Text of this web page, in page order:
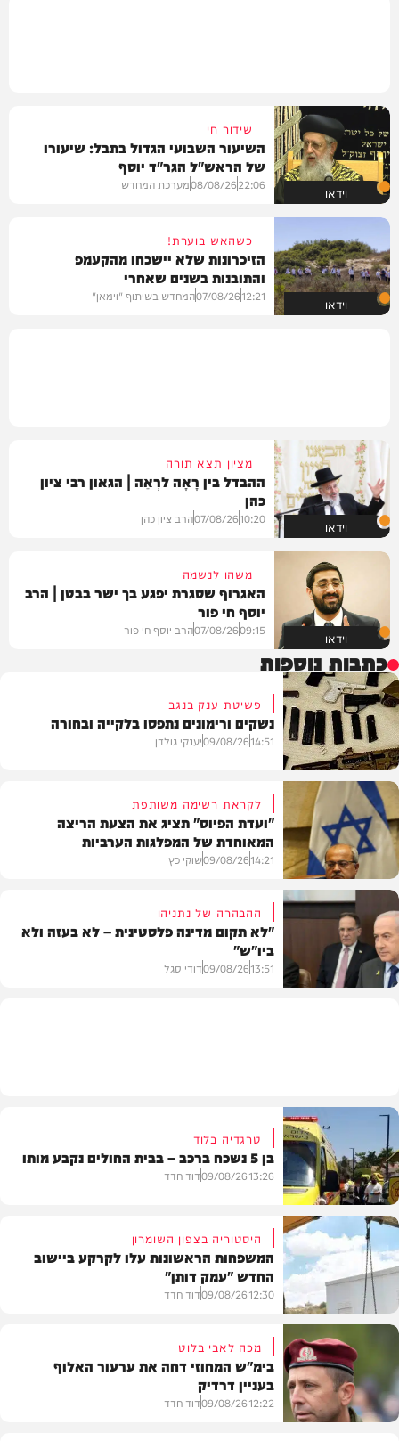
וידאו
שידור חי
השיעור השבועי הגדול בתבל: שיעורו
של הראש"ל הגר"ד יוסף
22:06
08/08/26מערכת המחדש
וידאו
כשהאש בוערת!
הזיכרונות שלא יישכחו מהקעמפ
והתובנות בשנים שאחרי
12:21
07/08/26המחדש בשיתוף "וימאן"
וידאו
מציון תצא תורה
ההבדל בין רָאָה לרְאֵה | הגאון רבי ציון
כהן
10:20
07/08/26הרב ציון כהן
וידאו
משהו לנשמה
האגרוף שסגרת יפגע בך ישר בבטן | הרב
יוסף חי פור
09:15
07/08/26הרב יוסף חי פור
כתבות נוספות
משטרה
פשיטת ענק בנגב
נשקים ורימונים נתפסו בלקייה ובחורה
14:51
09/08/26יענקי גולדן
פוליטי
לקראת רשימה משותפת
"ועדת הפיוס" תציג את הצעת הריצה
המאוחדת של המפלגות הערביות
14:21
09/08/26שוקי כץ
ההבהרה של נתניהו
"לא תקום מדינה פלסטינית – לא בעזה ולא
ביו"ש"
13:51
09/08/26דודי סגל
חדשות
טרגדיה בלוד
בן 5 נשכח ברכב – בבית החולים נקבע מותו
13:26
09/08/26דוד חדד
בארץ
היסטוריה בצפון השומרון
המשפחות הראשונות עלו לקרקע ביישוב
החדש "עמק דותן"
12:30
09/08/26דוד חדד
מכה לאבי בלוט
בימ"ש המחוזי דחה את ערעור האלוף
בעניין דרדיק
12:22
09/08/26דוד חדד